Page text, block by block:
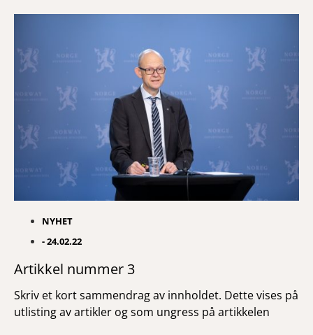
NYHET
-24.02.22
Artikkel nummer 3
Skriv et kort sammendrag av innholdet. Dette vises på
utlisting av artikler og som ungress på artikkelen